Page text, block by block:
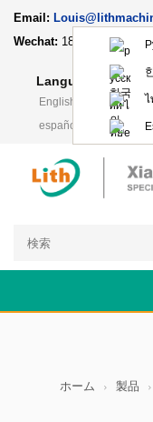
Email:
Wechat: 18659217588
Language:
ไ
English français
español
português
ホーム 製品